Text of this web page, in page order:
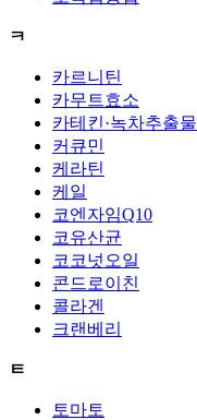
ㅋ
카르니틴
카무트효소
카테킨·녹차추출물
커큐민
케라틴
케일
코엔자임Q10
코유산균
코코넛오일
콘드로이친
콜라겐
크랜베리
ㅌ
토마토